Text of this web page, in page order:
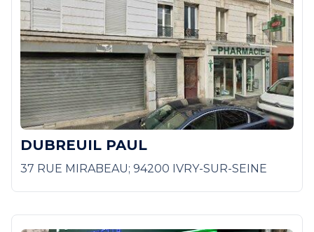
DUBREUIL PAUL
37 RUE MIRABEAU; 94200 IVRY-SUR-SEINE